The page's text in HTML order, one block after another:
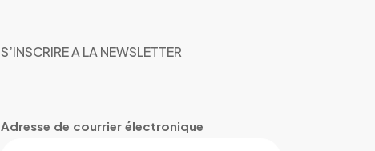
S’INSCRIRE A LA NEWSLETTER
Adresse de courrier électronique